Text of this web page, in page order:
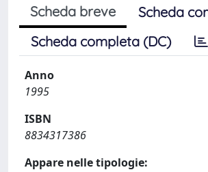
Scheda breve
Scheda
Scheda completa (DC)
Anno
1995
ISBN
8834317386
Appare nelle tipologie: